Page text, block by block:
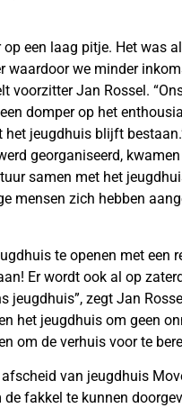
een laag pitje. Het was
waardoor we minder
voorzitter Jan Rossel.
domper op het
jeugdhuis blijft
georganiseerd,
samen met het
mensen zich hebben
te openen met een
Er wordt ook al op
zegt Jan
het jeugdhuis om geen
om de verhuis voor te
van jeugdhuis
fakkel te kunnen